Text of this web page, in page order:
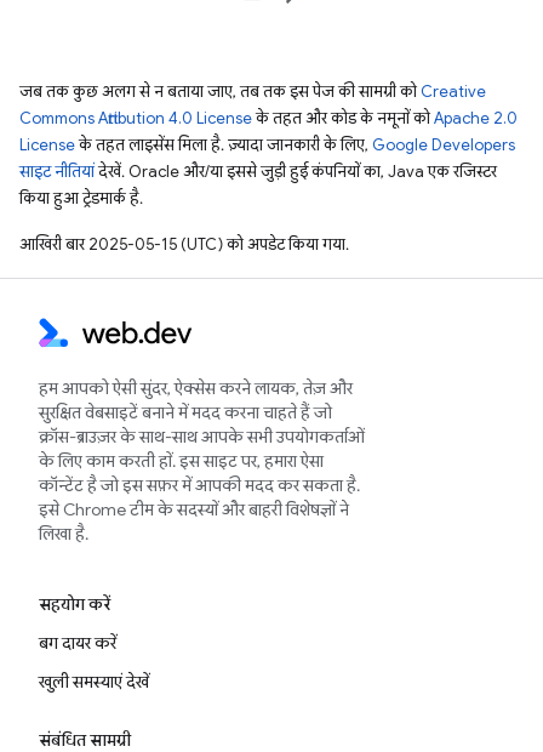
जब तक कुछ अलग से न बताया जाए, तब तक इस पेज की सामग्री कोCreative
Commons Attribution 4.0 Licenseके तहत और कोड के नमूनों कोApache 2.0
Licenseके तहत लाइसेंस मिला है. ज़्यादा जानकारी के लिए, Google Developers
साइट नीतियांदेखें. Oracle और/या इससे जुड़ी हुई कंपनियों का, Java एक रजिस्टर
किया हुआ ट्रेडमार्क है.
आखिरी बार 2025-05-15 (UTC) को अपडेट किया गया.
हम आपको ऐसी सुंदर, ऐक्सेस करने लायक, तेज़ और
सुरक्षित वेबसाइटें बनाने में मदद करना चाहते हैं जो
क्रॉस-ब्राउज़र के साथ-साथ आपके सभी उपयोगकर्ताओं
के लिए काम करती हों. इस साइट पर, हमारा ऐसा
कॉन्टेंट है जो इस सफ़र में आपकी मदद कर सकता है.
इसे Chrome टीम के सदस्यों और बाहरी विशेषज्ञों ने
लिखा है.
सहयोग करें
बग दायर करें
खुली समस्याएं देखें
संबंधित सामग्री